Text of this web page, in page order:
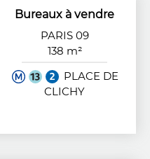
Bureaux à vendre
PARIS 09
138 m²
PLACE DE
CLICHY